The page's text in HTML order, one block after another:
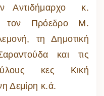
Αντιδήμαρχο κ.
τον Πρόεδρο Μ.
τη Δημοτική
και τις
κες Κική
Δεμίρη κ.ά.